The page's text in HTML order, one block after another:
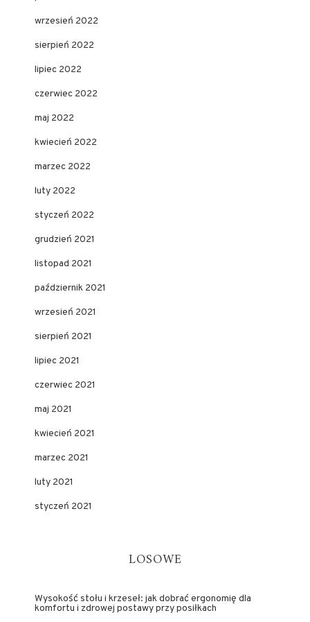
wrzesień 2022
sierpień 2022
lipiec 2022
czerwiec 2022
maj 2022
kwiecień 2022
marzec 2022
luty 2022
styczeń 2022
grudzień 2021
listopad 2021
październik 2021
wrzesień 2021
sierpień 2021
lipiec 2021
czerwiec 2021
maj 2021
kwiecień 2021
marzec 2021
luty 2021
styczeń 2021
LOSOWE
Wysokość stołu i krzeseł: jak dobrać ergonomię dla
komfortu i zdrowej postawy przy posiłkach